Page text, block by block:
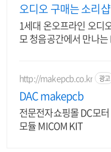
오디오 구매는 소리샵
1세대 온오프라인 오디
모 청음공간에서 만나는
http://makepcb.co.kr 광고
DAC makepcb
전문전자쇼핑몰 DC모
모듈 MICOM KIT